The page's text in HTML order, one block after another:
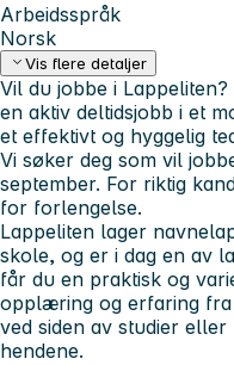
Arbeidsspråk
Norsk
Vis flere detaljer
Vil du jobbe i
en aktiv deltidsjobb i et
et effektivt og hyggelig
Vi søker deg som vil
september. For riktig
for forlengelse.
Lappeliten lager
skole, og er i dag en av
får du en praktisk og
opplæring og erfaring
ved siden av studier
hendene.